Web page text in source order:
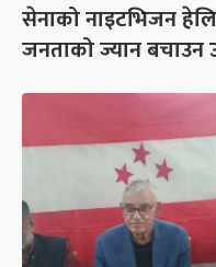
सेनाको नाइटभिजन
जनताको ज्यान बचाउन